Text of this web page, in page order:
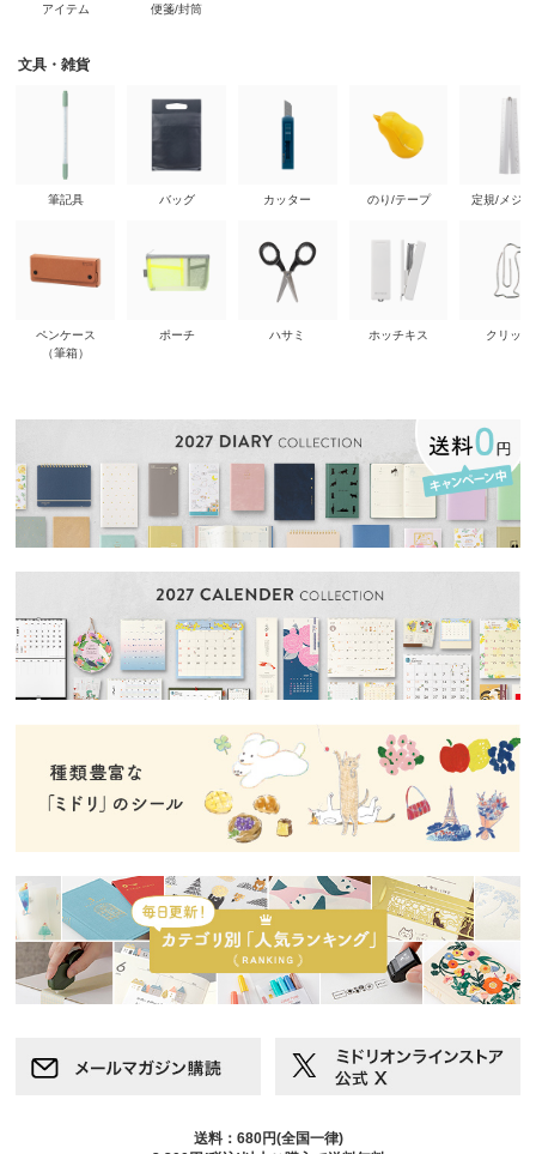
アイテム
便箋/封筒
文具・雑貨
筆記具
ペンケース
（筆箱）
バッグ
ポーチ
カッター
ハサミ
のり/テープ
ホッチキス
定規/メジ
クリップ
送料：680円(全国一律)